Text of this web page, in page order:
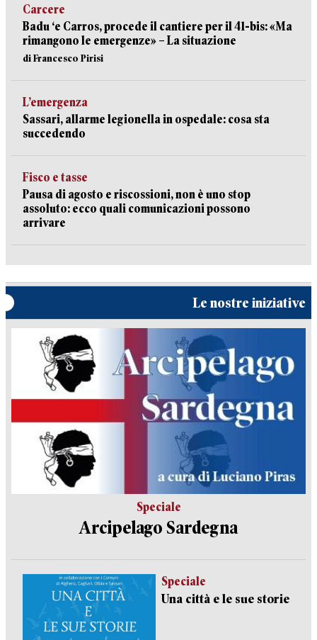
Carcere
Badu ‘e Carros, procede il cantiere per il 41-bis: «Ma
rimangono le emergenze» – La situazione
di Francesco Pirisi
L’emergenza
Sassari, allarme legionella in ospedale: cosa sta
succedendo
Fisco e tasse
Pausa di agosto e riscossioni, non è uno stop
assoluto: ecco quali comunicazioni possono
arrivare
Le nostre iniziative
Speciale
Arcipelago Sardegna
Speciale
Una città e le sue storie